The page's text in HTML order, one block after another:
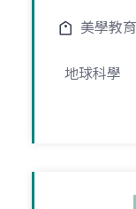
美學教育
地球科學